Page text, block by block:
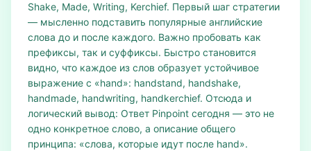
Shake, Made, Writing, Kerchief. Первый шаг стратегии
— мысленно подставить популярные английские
слова до и после каждого. Важно пробовать как
префиксы, так и суффиксы. Быстро становится
видно, что каждое из слов образует устойчивое
выражение с «hand»: handstand, handshake,
handmade, handwriting, handkerchief. Отсюда и
логический вывод: Ответ Pinpoint сегодня — это не
одно конкретное слово, а описание общего
принципа: «слова, которые идут после hand».